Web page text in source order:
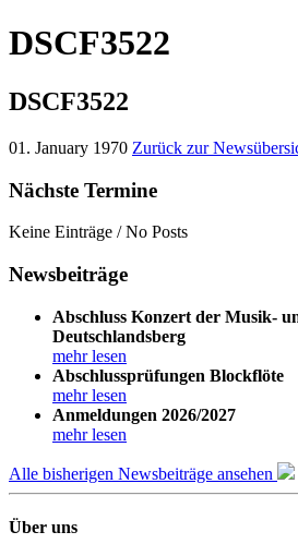
DSCF3522
DSCF3522
01. January 1970 Zurück zur
Nächste Termine
Keine Einträge / No Posts
Newsbeiträge
Abschluss Konzert der Musik-
Deutschlandsberg
mehr lesen
Abschlussprüfungen Blockflöte
mehr lesen
Anmeldungen 2026/2027
mehr lesen
Alle bisherigen Newsbeiträge ansehen
Über uns